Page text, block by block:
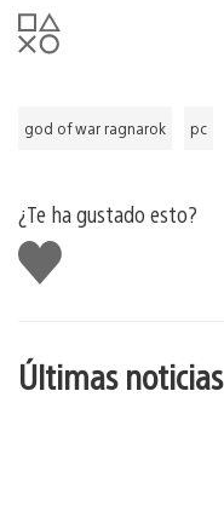
god of war ragnarok pc
¿Te ha gustado esto?
Me
gusta
esto
Últimas noticias